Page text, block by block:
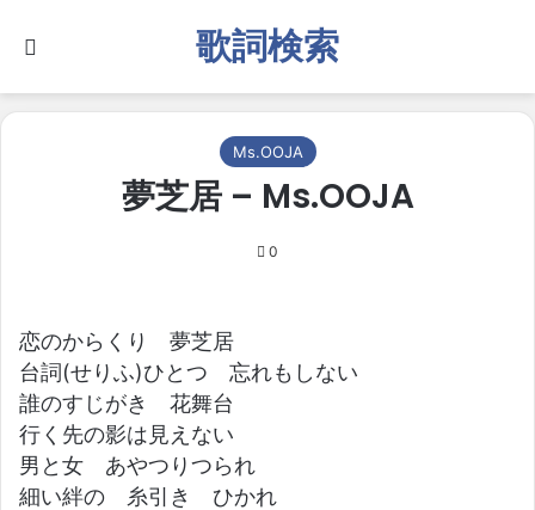
歌詞検索
Ms.OOJA
夢芝居 – Ms.OOJA
0
恋のからくり 夢芝居
台詞(せりふ)ひとつ 忘れもしない
誰のすじがき 花舞台
行く先の影は見えない
男と女 あやつりつられ
細い絆の 糸引き ひかれ